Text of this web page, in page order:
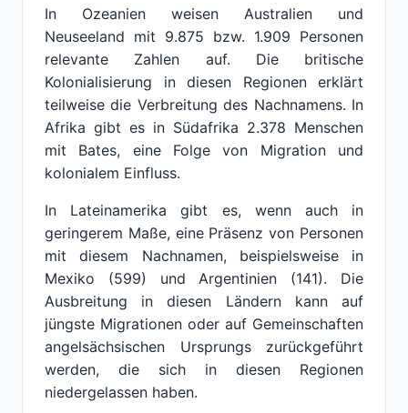
In Ozeanien weisen Australien und
Neuseeland mit 9.875 bzw. 1.909 Personen
relevante Zahlen auf. Die britische
Kolonialisierung in diesen Regionen erklärt
teilweise die Verbreitung des Nachnamens. In
Afrika gibt es in Südafrika 2.378 Menschen
mit Bates, eine Folge von Migration und
kolonialem Einfluss.
In Lateinamerika gibt es, wenn auch in
geringerem Maße, eine Präsenz von Personen
mit diesem Nachnamen, beispielsweise in
Mexiko (599) und Argentinien (141). Die
Ausbreitung in diesen Ländern kann auf
jüngste Migrationen oder auf Gemeinschaften
angelsächsischen Ursprungs zurückgeführt
werden, die sich in diesen Regionen
niedergelassen haben.